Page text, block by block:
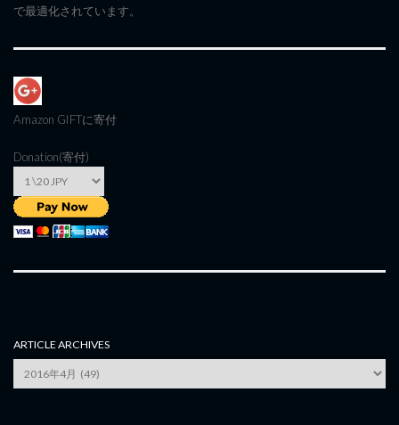
で最適化されています。
Amazon GIFTに寄付
Donation(寄付)
ARTICLE ARCHIVES
Archives